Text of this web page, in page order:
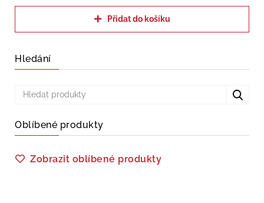
Přidat do košíku
Hledání
Oblíbené produkty
Zobrazit oblíbené produkty